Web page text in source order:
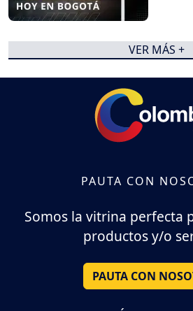
VER MÁS +
PAUTA CON
Somos la vitrina perfecta
productos y/o
PAUTA CON